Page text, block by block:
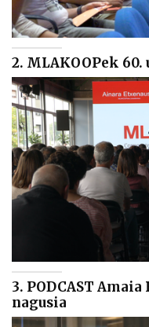
2. MLAKOOPek
3. PODCAST
nagusia